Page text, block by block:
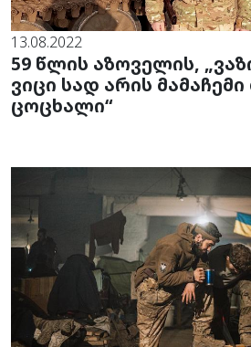
13.08.2022
59 წლის აზოველის,
ვიცი სად არის
ცოცხალი“